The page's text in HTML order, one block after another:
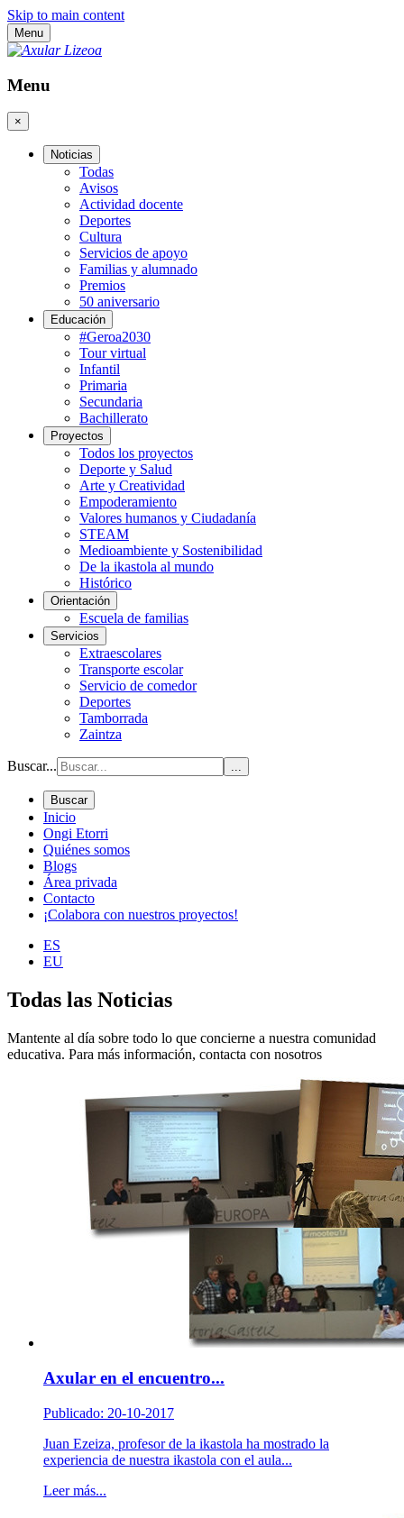
Skip to main content
Menu
Menu
×
Noticias
Todas
Avisos
Actividad docente
Deportes
Cultura
Servicios de apoyo
Familias y alumnado
Premios
50 aniversario
Educación
#Geroa2030
Tour virtual
Infantil
Primaria
Secundaria
Bachillerato
Proyectos
Todos los proyectos
Deporte y Salud
Arte y Creatividad
Empoderamiento
Valores humanos y Ciudadanía
STEAM
Medioambiente y Sostenibilidad
De la ikastola al mundo
Histórico
Orientación
Escuela de familias
Servicios
Extraescolares
Transporte escolar
Servicio de comedor
Deportes
Tamborrada
Zaintza
Buscar... ...
Buscar
Inicio
Ongi Etorri
Quiénes somos
Blogs
Área privada
Contacto
¡Colabora con nuestros proyectos!
ES
EU
Todas las Noticias
Mantente al día sobre todo lo que concierne a nuestra comunidad
educativa. Para más información, contacta con nosotros
Axular en el encuentro...
Publicado: 20-10-2017
Juan Ezeiza, profesor de la ikastola ha mostrado la
experiencia de nuestra ikastola con el aula...
Leer más...